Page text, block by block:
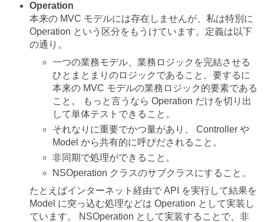
Operation
本来の MVC モデルには存在しませんが、私は特別に
Operation という区分をもうけています。定義は以下
の通り。
一つの業務モデル、業務ロジックを完結させる
ひとまとまりのロジックであること。要するに
本来の MVC モデルの業務ロジック的要素である
こと。 もっと言うなら Operation だけを切り出
して単体テストできること。
それなりに重要でかつ量があり、 Controller や
Model から共有的に呼びだされること。
非同期で処理ができること。
NSOperation クラスのサブクラスにすること。
たとえばインターネット経由で API を実行して結果を
Model に突っ込む処理などは Operation として実装し
ています。 NSOperation として実装することで、非